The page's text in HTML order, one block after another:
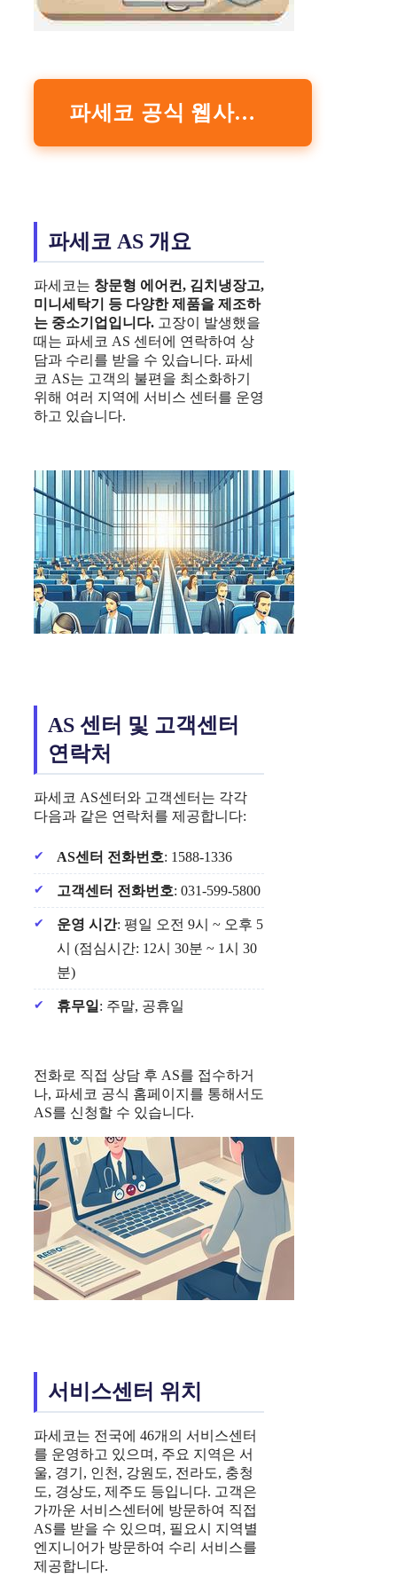
파세코 공식 웹사이트
파세코 AS 개요
파세코는 창문형 에어컨, 김치냉장고,
미니세탁기 등 다양한 제품을 제조하
는 중소기업입니다. 고장이 발생했을
때는 파세코 AS 센터에 연락하여 상
담과 수리를 받을 수 있습니다. 파세
코 AS는 고객의 불편을 최소화하기
위해 여러 지역에 서비스 센터를 운영
하고 있습니다.
AS 센터 및 고객센터
연락처
파세코 AS센터와 고객센터는 각각
다음과 같은 연락처를 제공합니다:
AS센터 전화번호: 1588-1336
고객센터 전화번호: 031-599-5800
운영 시간: 평일 오전 9시 ~ 오후 5
시 (점심시간: 12시 30분 ~ 1시 30
분)
휴무일 : 주말, 공휴일
전화로 직접 상담 후 AS를 접수하거
나, 파세코 공식 홈페이지를 통해서도
AS를 신청할 수 있습니다.
서비스센터 위치
파세코는 전국에 46개의 서비스센터
를 운영하고 있으며, 주요 지역은 서
울, 경기, 인천, 강원도, 전라도, 충청
도, 경상도, 제주도 등입니다. 고객은
가까운 서비스센터에 방문하여 직접
AS를 받을 수 있으며, 필요시 지역별
엔지니어가 방문하여 수리 서비스를
제공합니다.